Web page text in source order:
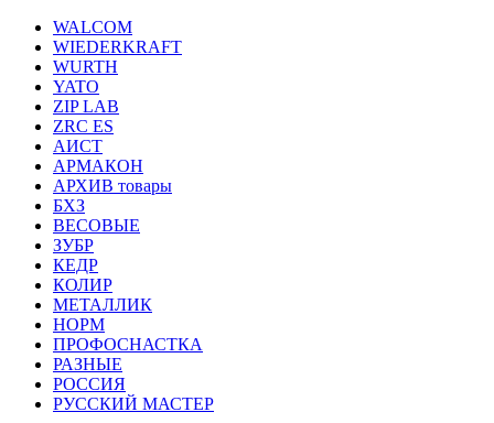
WALCOM
WIEDERKRAFT
WURTH
YATO
ZIP LAB
ZRC ES
АИСТ
АРМАКОН
АРХИВ товары
БХЗ
ВЕСОВЫЕ
ЗУБР
КЕДР
КОЛИР
МЕТАЛЛИК
НОРМ
ПРОФОСНАСТКА
РАЗНЫЕ
РОССИЯ
РУССКИЙ МАСТЕР